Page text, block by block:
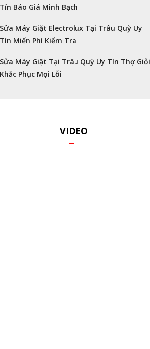
Tín Báo Giá Minh Bạch
Sửa Máy Giặt Electrolux Tại Trâu Quỳ Uy
Tín Miến Phí Kiểm Tra
Sửa Máy Giặt Tại Trâu Quỳ Uy Tín Thợ Giỏi
Khắc Phục Mọi Lỗi
VIDEO